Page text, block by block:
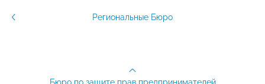
Региональные Бюро
Бюро по защите прав предпринимателей